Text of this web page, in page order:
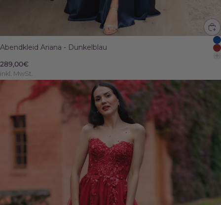
Abendkleid Ariana - Dunkelblau
289,00€
inkl. MwSt.